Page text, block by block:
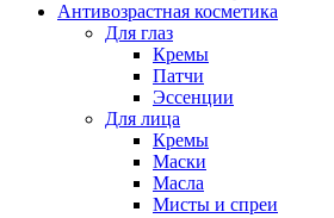
Антивозрастная косметика
Для глаз
Кремы
Патчи
Эссенции
Для лица
Кремы
Маски
Масла
Мисты и спреи